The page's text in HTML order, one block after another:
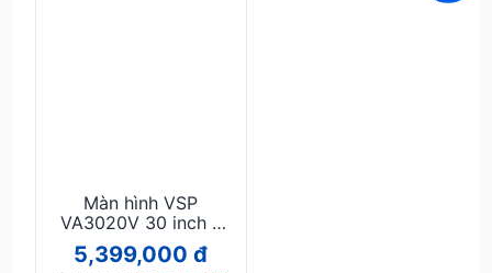
Màn hình VSP
VA3020V 30 inch –
WFHD VA, 200Hz,
1ms, màn cong – Siêu
5,399,000 đ